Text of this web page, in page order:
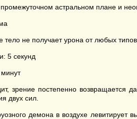
астральном плане и
тело не получает урона от любых
5 секунд
зрение постепенно
двух сил.
демона в воздухе левитирует